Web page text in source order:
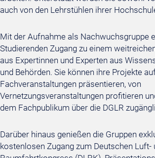
auch von den Lehrstühlen ihrer
Mit der Aufnahme als Nachwuchsgruppe
Studierenden Zugang zu einem
aus Expertinnen und Experten aus
und Behörden. Sie können ihre Projekte
Fachveranstaltungen präsentieren, von
Vernetzungsveranstaltungen profitieren
dem Fachpublikum über die DGLR
Darüber hinaus genießen die Gruppen
kostenlosen Zugang zum Deutschen Luft-